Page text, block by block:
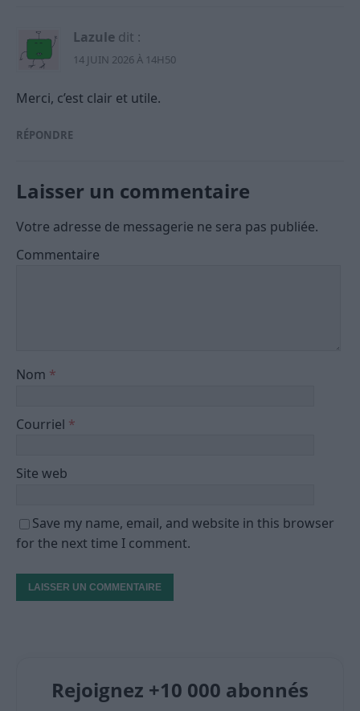
Lazule dit :
14 JUIN 2026 À 14H50
Merci, c’est clair et utile.
RÉPONDRE
Laisser un commentaire
Votre adresse de messagerie ne sera pas publiée.
Commentaire
Nom *
Courriel *
Site web
Save my name, email, and website in this browser
for the next time I comment.
Rejoignez +10 000 abonnés